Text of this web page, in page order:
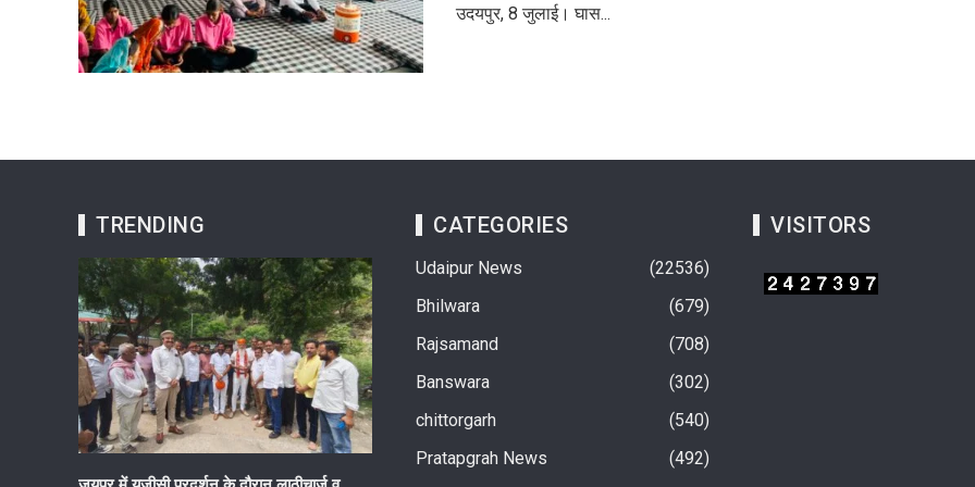
उदयपुर, 8 जुलाई। घास...
TRENDING CATEGORIES
Udaipur News
22536
Bhilwara
679
Rajsamand
708
Banswara
302
chittorgarh
540
Pratapgrah News
492
VISITORS